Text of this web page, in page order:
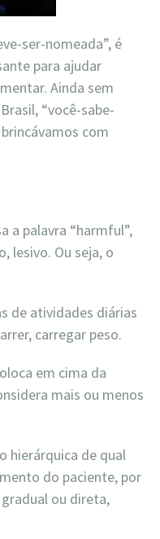
ser-nomeada”, é
para ajudar
Ainda sem
“você-sabe-
com
a palavra “harmful”,
lesivo. Ou seja, o
de atividades diárias
carregar peso.
em cima da
mais ou menos
hierárquica de qual
do paciente, por
ou direta,